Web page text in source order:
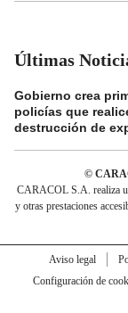
Últimas
Gobierno crea
policías que
destrucción de
©
CARACOL S.A. realiza
y otras prestaciones
Aviso legal
Configuración de